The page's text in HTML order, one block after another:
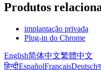
Produtos
implantação privada
Plug-in do Chrome
English简体中文繁體中文
हिन्दीEspañolFrançaisDeutsch